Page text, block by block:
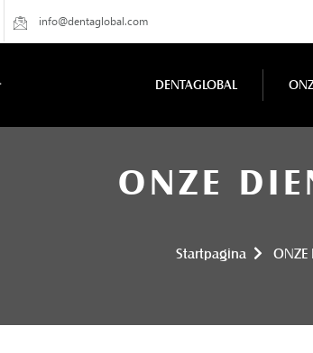
info@dentaglobal.com
DENTAGLOBAL
ONZE
Startpagina ONZE